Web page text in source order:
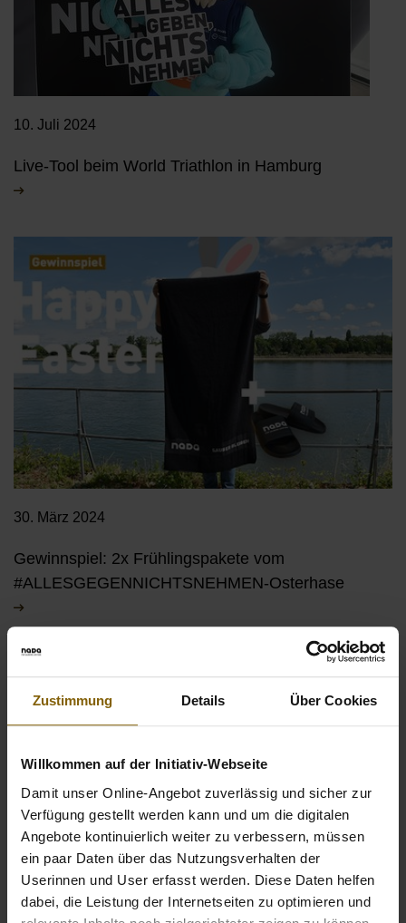
Zustimmung Details Über Cookies
Willkommen auf der Initiativ-Webseite
Damit unser Online-Angebot zuverlässig und sicher zur
Verfügung gestellt werden kann und um die digitalen
Angebote kontinuierlich weiter zu verbessern, müssen
ein paar Daten über das Nutzungsverhalten der
Userinnen und User erfasst werden. Diese Daten helfen
dabei, die Leistung der Internetseiten zu optimieren und
10. Juli 2024
Live-Tool beim World Triathlon in Hamburg
30. März 2024
Gewinnspiel: 2x Frühlingspakete vom
#ALLESGEGENNICHTSNEHMEN-Osterhase
12. August 2022